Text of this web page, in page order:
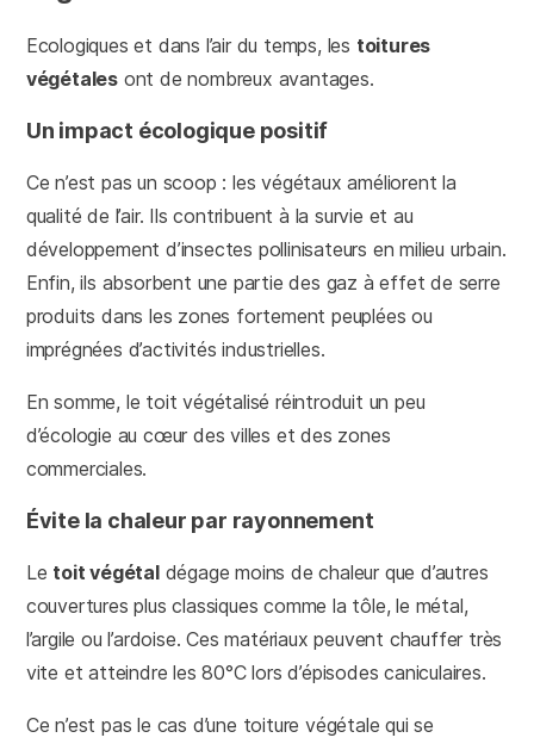
Ecologiques et dans l’air du temps, les toitures
végétales ont de nombreux avantages.
Un impact écologique positif
Ce n’est pas un scoop : les végétaux améliorent la
qualité de l’air. Ils contribuent à la survie et au
développement d’insectes pollinisateurs en milieu urbain.
Enfin, ils absorbent une partie des gaz à effet de serre
produits dans les zones fortement peuplées ou
imprégnées d’activités industrielles.
En somme, le toit végétalisé réintroduit un peu
d’écologie au cœur des villes et des zones
commerciales.
Évite la chaleur par rayonnement
Le toit végétaldégage moins de chaleur que d’autres
couvertures plus classiques comme la tôle, le métal,
l’argile ou l’ardoise. Ces matériaux peuvent chauffer très
vite et atteindre les 80°C lors d’épisodes caniculaires.
Ce n’est pas le cas d’une toiture végétale qui se